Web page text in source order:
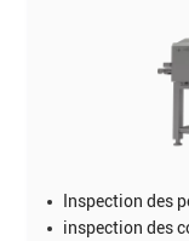
Inspection des
inspection des